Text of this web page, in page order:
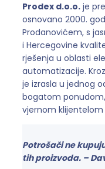
Prodex d.o.o. je
osnovano 2000.
Prodanovićem, s
i Hercegovine
rješenja u oblasti
automatizacije.
je izrasla u jednog
bogatom
vjernom klijentelom
Potrošači ne
tih proizvoda. –